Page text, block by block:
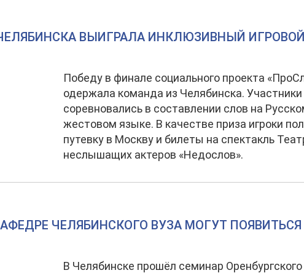
ВЫИГРАЛА ИНКЛЮЗИВНЫЙ
Победу в финале социального проекта
одержала команда из Челябинска. Участники
соревновались в составлении слов на
жестовом языке. В качестве приза игроки
путевку в Москву и билеты на спектакль
неслышащих актеров «Недослов».
ЧЕЛЯБИНСКОГО ВУЗА МОГУТ ПОЯВИТЬСЯ
В Челябинске прошёл семинар Оренбургского